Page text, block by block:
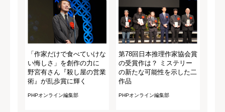
「作家だけで食べていけな
い悔しさ」を創作の力に
野宮有さん『殺し屋の営業
術』が乱歩賞に輝く
PHPオンライン編集部
第78回日本推理作家協会賞
の受賞作は？ ミステリー
の新たな可能性を示した二
作品
PHPオンライン編集部